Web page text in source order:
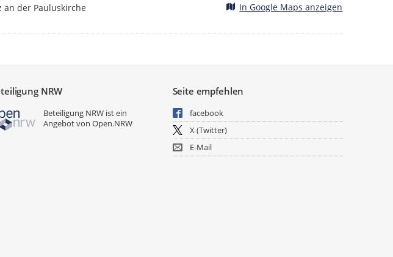
an der Pauluskirche
In Google Maps anzeigen
NRW
Beteiligung NRW ist ein
Angebot vonOpen.NRW
Seite empfehlen
facebook
X (Twitter)
E-Mail